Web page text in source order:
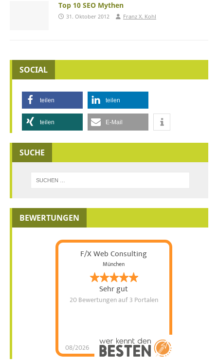
Top 10 SEO Mythen
31. Oktober 2012 Franz X. Kohl
SOCIAL
teilen teilen
teilen E-Mail
SUCHE
BEWERTUNGEN
F/X Web Consulting
München
Sehr gut
20 Bewertungenauf 3 Portalen
08/2026